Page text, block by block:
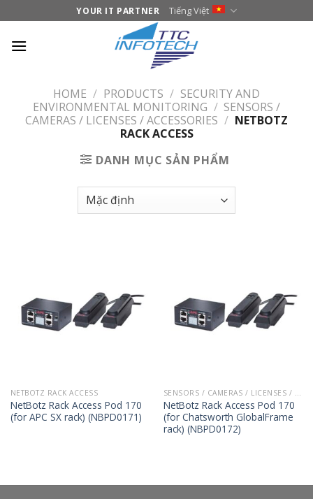
to
content
YOUR IT PARTNER Tiếng Việt
HOME / PRODUCTS / SECURITY AND
ENVIRONMENTAL MONITORING / SENSORS /
CAMERAS / LICENSES / ACCESSORIES / NETBOTZ
RACK ACCESS
DANH MỤC SẢN PHẨM
NETBOTZ RACK ACCESS
NetBotz Rack Access Pod 170
(for APC SX rack) (NBPD0171)
SENSORS / CAMERAS / LICENSES / ACCESSORIES
NetBotz Rack Access Pod 170
(for Chatsworth GlobalFrame
rack) (NBPD0172)